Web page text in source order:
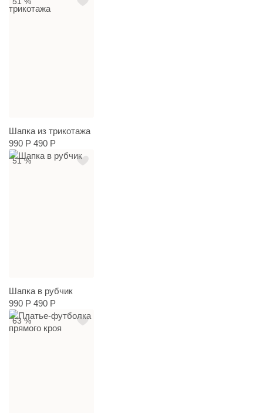
Шапка из трикотажа
990 Р 490 Р
51 %
Шапка в рубчик
990 Р 490 Р
63 %